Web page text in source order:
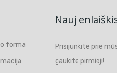
forma
Prisijunkite prie
gaukite pirmieji!